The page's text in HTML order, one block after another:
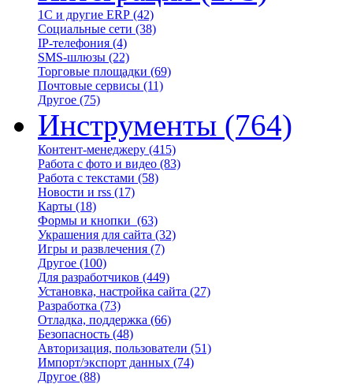
1С и другие ERP (42)
Социальные сети (38)
IP-телефония (4)
SMS-шлюзы (22)
Торговые площадки (69)
Почтовые сервисы (11)
Другое (75)
Инструменты (764)
Контент-менеджеру (415)
Работа с фото и видео (83)
Работа с текстами (58)
Новости и rss (17)
Карты (18)
Формы и кнопки (63)
Украшения для сайта (32)
Игры и развлечения (7)
Другое (100)
Для разработчиков (449)
Установка, настройка сайта (27)
Разработка (73)
Отладка, поддержка (66)
Безопасность (48)
Авторизация, пользователи (51)
Импорт/экспорт данных (74)
Другое (88)